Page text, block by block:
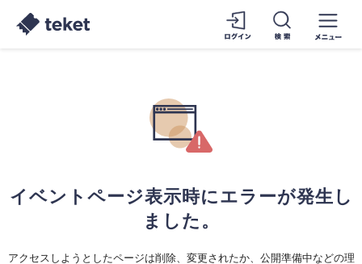
イベントページ表示時にエラーが発生し
ました。
アクセスしようとしたページは削除、変更されたか、公開準備中などの理